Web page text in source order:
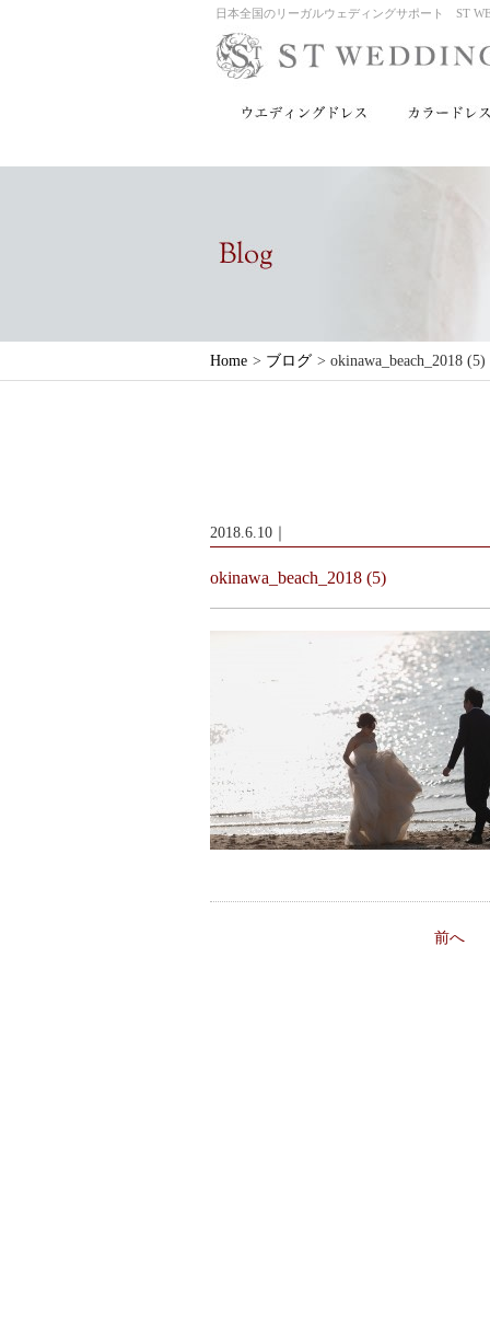
日本全国のリーガルウェディングサポート ST
Home > ブログ > okinawa_beach_2018 (5)
2018.6.10｜
okinawa_beach_2018 (5)
前へ